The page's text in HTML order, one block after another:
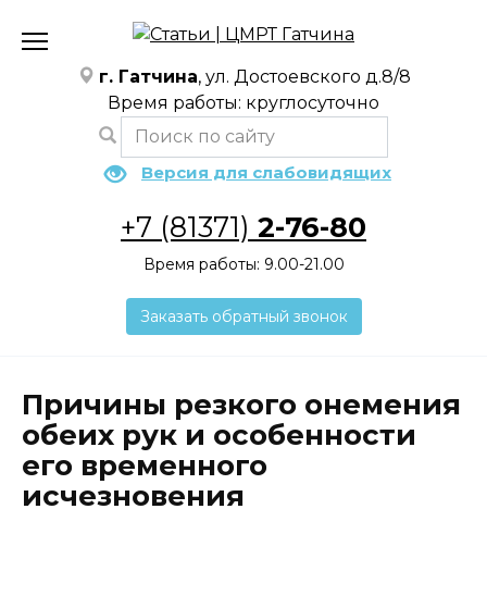
содержанию
г. Гатчина, ул. Достоевского д.8/8
Время работы: круглосуточно
Версия для слабовидящих
+7 (81371) 2-76-80
Время работы: 9.00-21.00
Заказать обратный звонок
Причины резкого онемения
обеих рук и особенности
его временного
исчезновения